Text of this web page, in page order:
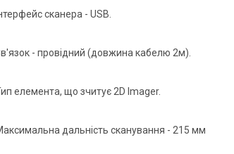
сканера - USB.
- провідний (довжина кабелю 2м).
елемента, що зчитує 2D Imager.
дальність сканування - 215 мм